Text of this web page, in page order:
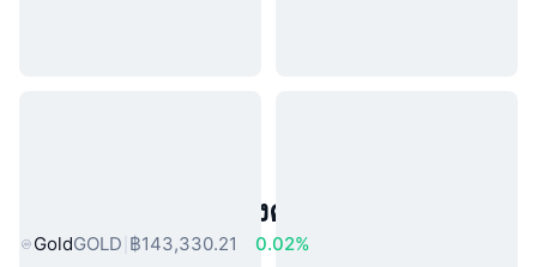
สินทรัพย์ในโลกแห่งความจริงยอดนิยม
GoldGOLD ฿143,330.21
0.02%